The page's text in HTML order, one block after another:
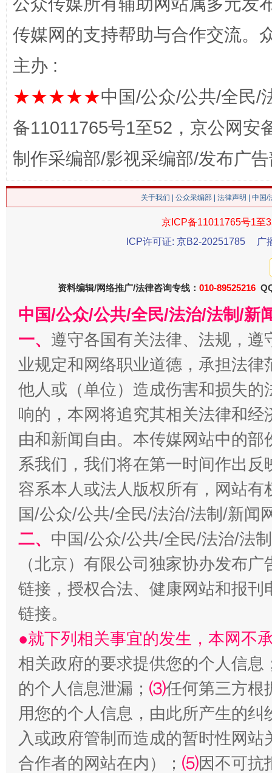
揭批美国五大"原罪" "炒
解纷+调解+退费，一次搞定
站台名比不上好声名
传媒网的支持帮助与合作交流。
主办 :
★★★★★中国/公众/公共/全民/
备11011765号1至52，京公网安
制作采编部/影视采编部/发布广
关于我们 公众采编部 法律声明 | 中国
京ICP备11011765号1至
ICP许可证: 京B2-20251785
广
资料编辑/网络推广/法律咨询专线： 010-89525216
中国/公众/公共/全民/法治/法制/新
一、 遵守各国有关法律、法规，
业规定和网络职业道德，承担法
他人或（单位）造成伤害和损失
响的，本网将追究其相关法律和
由和新闻自由。本传媒网站中的
系我们，我们将在第一时间作出
容系本人或法人版权所有，网站
国/公众/公共/全民/法治/法制/新闻
二、 中国/公众/公共/全民/法治/法
（北京）有限公司独家协办发布
链接，授权合法、健康网站和报
链接。
●就下列相关事宜的发生，本网不
相关政府的要求提供您的个人信息
的个人信息泄漏； ⑶任何第三方根
用您的个人信息，由此所产生的纠
入或政府管制而造成的暂时性网
合作者的网站在内）； ⑸因不可抗